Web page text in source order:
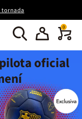
tornada
0
oficial